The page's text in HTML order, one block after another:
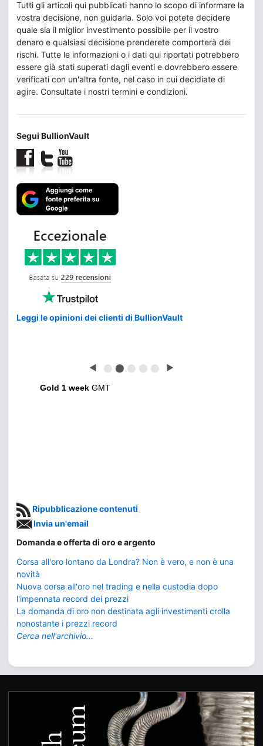
Tutti gli articoli qui pubblicati hanno lo scopo di informare la
vostra decisione, non guidarla. Solo voi potete decidere
quale sia il miglior investimento possibile per il vostro
denaro e qualsiasi decisione prenderete comporterà dei
rischi. Tutte le informazioni o i dati qui riportati potrebbero
essere già stati superati dagli eventi e dovrebbero essere
verificati con un'altra fonte, nel caso in cui decidiate di
agire. Consultate i nostri termini e condizioni.
Segui BullionVault
Leggi le opinioni dei clienti di BullionVault
◀ ⬤ ⬤ ⬤ ⬤ ⬤ ▶
Gold 1 week GMT
Ripubblicazione contenuti
Invia un'email
Domanda e offerta di oro e argento
Corsa all'oro lontano da Londra? Non è vero, e non è una
novità
Nuova corsa all'oro nel trading e nella custodia dopo
l'impennata record dei prezzi
La domanda di oro non destinata agli investimenti crolla
nonostante i prezzi record
Cerca nell'archivio...